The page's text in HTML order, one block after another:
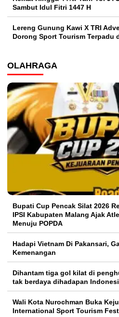
Sambut Idul Fitri 1447 H
Lereng Gunung Kawi X TRI
Dorong Sport Tourism Terpadu
OLAHRAGA
Bupati Cup Pencak Silat 2026
IPSI Kabupaten Malang Ajak
Menuju POPDA
Hadapi Vietnam Di Pakansari,
Kemenangan
Dihantam tiga gol kilat di
tak berdaya dihadapan
Wali Kota Nurochman Buka
International Sport Tourism